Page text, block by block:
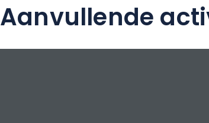
ontspanning, vrijheid en 3-
Het hotel beschikt ook over
Aanvullende